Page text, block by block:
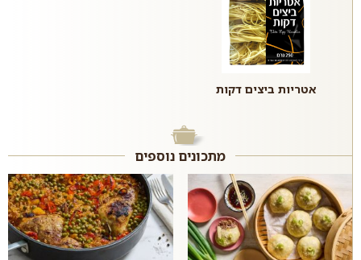
אטריות ביצים דקות
מתכונים נוספים